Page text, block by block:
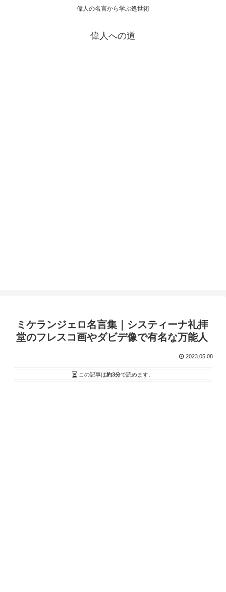
偉人の名言から学ぶ処世術
偉人への道
ミケランジェロ名言集｜システィーナ礼拝
堂のフレスコ画やダビデ像で有名な万能人
2023.05.08
この記事は約3分で読めます。